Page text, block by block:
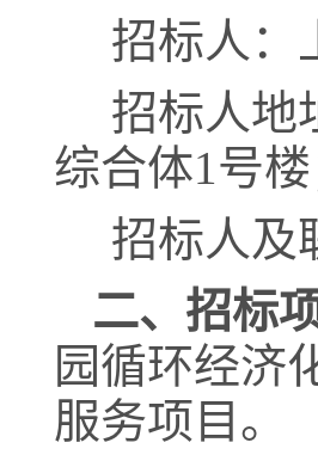
招标人：
招标人地
综合体1号楼
招标人及
二、招标
园循环经济
服务项目 。